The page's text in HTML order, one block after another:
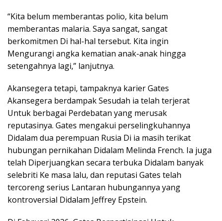
“Kita belum memberantas polio, kita belum
memberantas malaria. Saya sangat, sangat
berkomitmen Di hal-hal tersebut. Kita ingin
Mengurangi angka kematian anak-anak hingga
setengahnya lagi,” lanjutnya.
Akansegera tetapi, tampaknya karier Gates
Akansegera berdampak Sesudah ia telah terjerat
Untuk berbagai Perdebatan yang merusak
reputasinya. Gates mengakui perselingkuhannya
Didalam dua perempuan Rusia Di ia masih terikat
hubungan pernikahan Didalam Melinda French. Ia juga
telah Diperjuangkan secara terbuka Didalam banyak
selebriti Ke masa lalu, dan reputasi Gates telah
tercoreng serius Lantaran hubungannya yang
kontroversial Didalam Jeffrey Epstein.